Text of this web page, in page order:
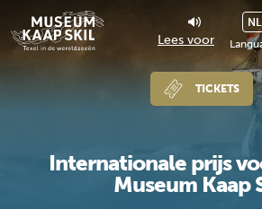
Lees voor
NL
TICKETS
Internationale prijs
Museum Kaap